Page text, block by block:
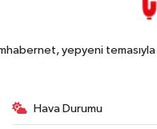
yepyeni
Hava Durumu